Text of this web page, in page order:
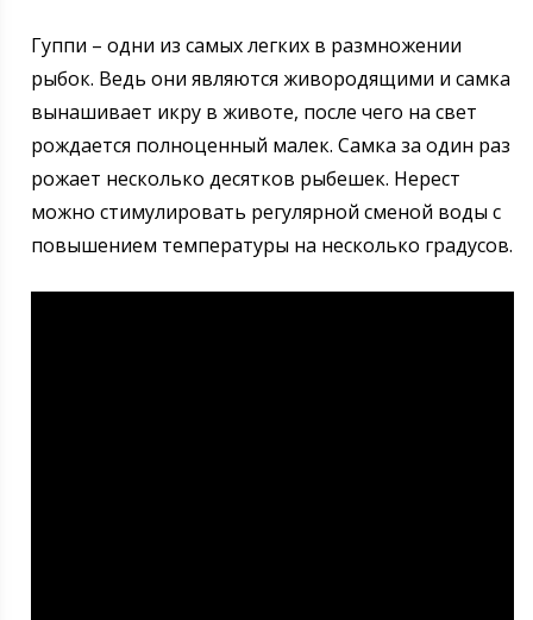
Гуппи – одни из самых легких в размножении
рыбок. Ведь они являются живородящими и самка
вынашивает икру в животе, после чего на свет
рождается полноценный малек. Самка за один раз
рожает несколько десятков рыбешек. Нерест
можно стимулировать регулярной сменой воды с
повышением температуры на несколько градусов.